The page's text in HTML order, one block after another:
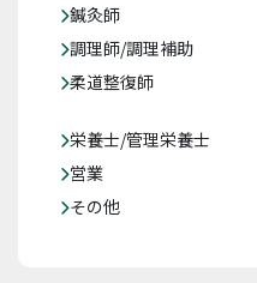
鍼灸師
調理師/調理補助
柔道整復師
栄養士/管理栄養士
営業
その他